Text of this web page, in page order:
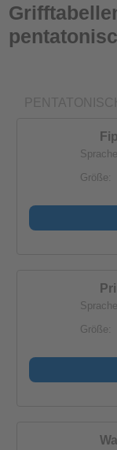
Größe:
Größe: